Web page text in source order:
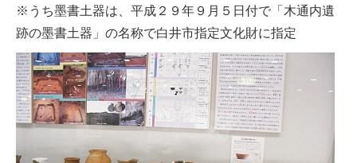
※うち墨書土器は、平成２９年９月５日付で「木通内遺
跡の墨書土器」の名称で白井市指定文化財に指定